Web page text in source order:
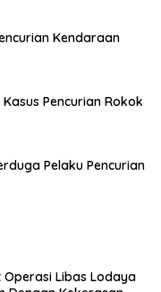
Kendaraan
Pencurian Rokok
Pelaku Pencurian
Operasi Libas Lodaya